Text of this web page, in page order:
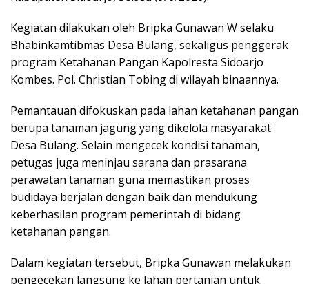
Kegiatan dilakukan oleh Bripka Gunawan W selaku
Bhabinkamtibmas Desa Bulang, sekaligus penggerak
program Ketahanan Pangan Kapolresta Sidoarjo
Kombes. Pol. Christian Tobing di wilayah binaannya.
Pemantauan difokuskan pada lahan ketahanan pangan
berupa tanaman jagung yang dikelola masyarakat
Desa Bulang. Selain mengecek kondisi tanaman,
petugas juga meninjau sarana dan prasarana
perawatan tanaman guna memastikan proses
budidaya berjalan dengan baik dan mendukung
keberhasilan program pemerintah di bidang
ketahanan pangan.
Dalam kegiatan tersebut, Bripka Gunawan melakukan
pengecekan langsung ke lahan pertanian untuk